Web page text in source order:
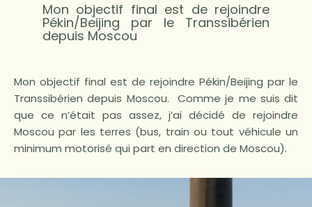
Mon objectif final est de rejoindre
Pékin/Beijing par le Transsibérien
depuis Moscou
Mon objectif final est de rejoindre Pékin/Beijing par le
Transsibérien depuis Moscou. Comme je me suis dit
que ce n’était pas assez, j’ai décidé de rejoindre
Moscou par les terres (bus, train ou tout véhicule un
minimum motorisé qui part en direction de Moscou).